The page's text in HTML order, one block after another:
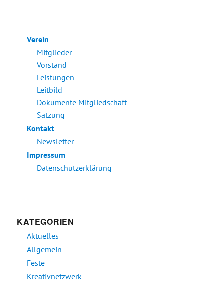
Verein
Mitglieder
Vorstand
Leistungen
Leitbild
Dokumente Mitgliedschaft
Satzung
Kontakt
Newsletter
Impressum
Datenschutzerklärung
KATEGORIEN
Aktuelles
Allgemein
Feste
Kreativnetzwerk